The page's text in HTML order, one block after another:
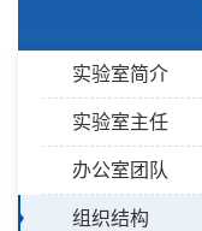
实验室简介
实验室主任
办公室团队
组织结构